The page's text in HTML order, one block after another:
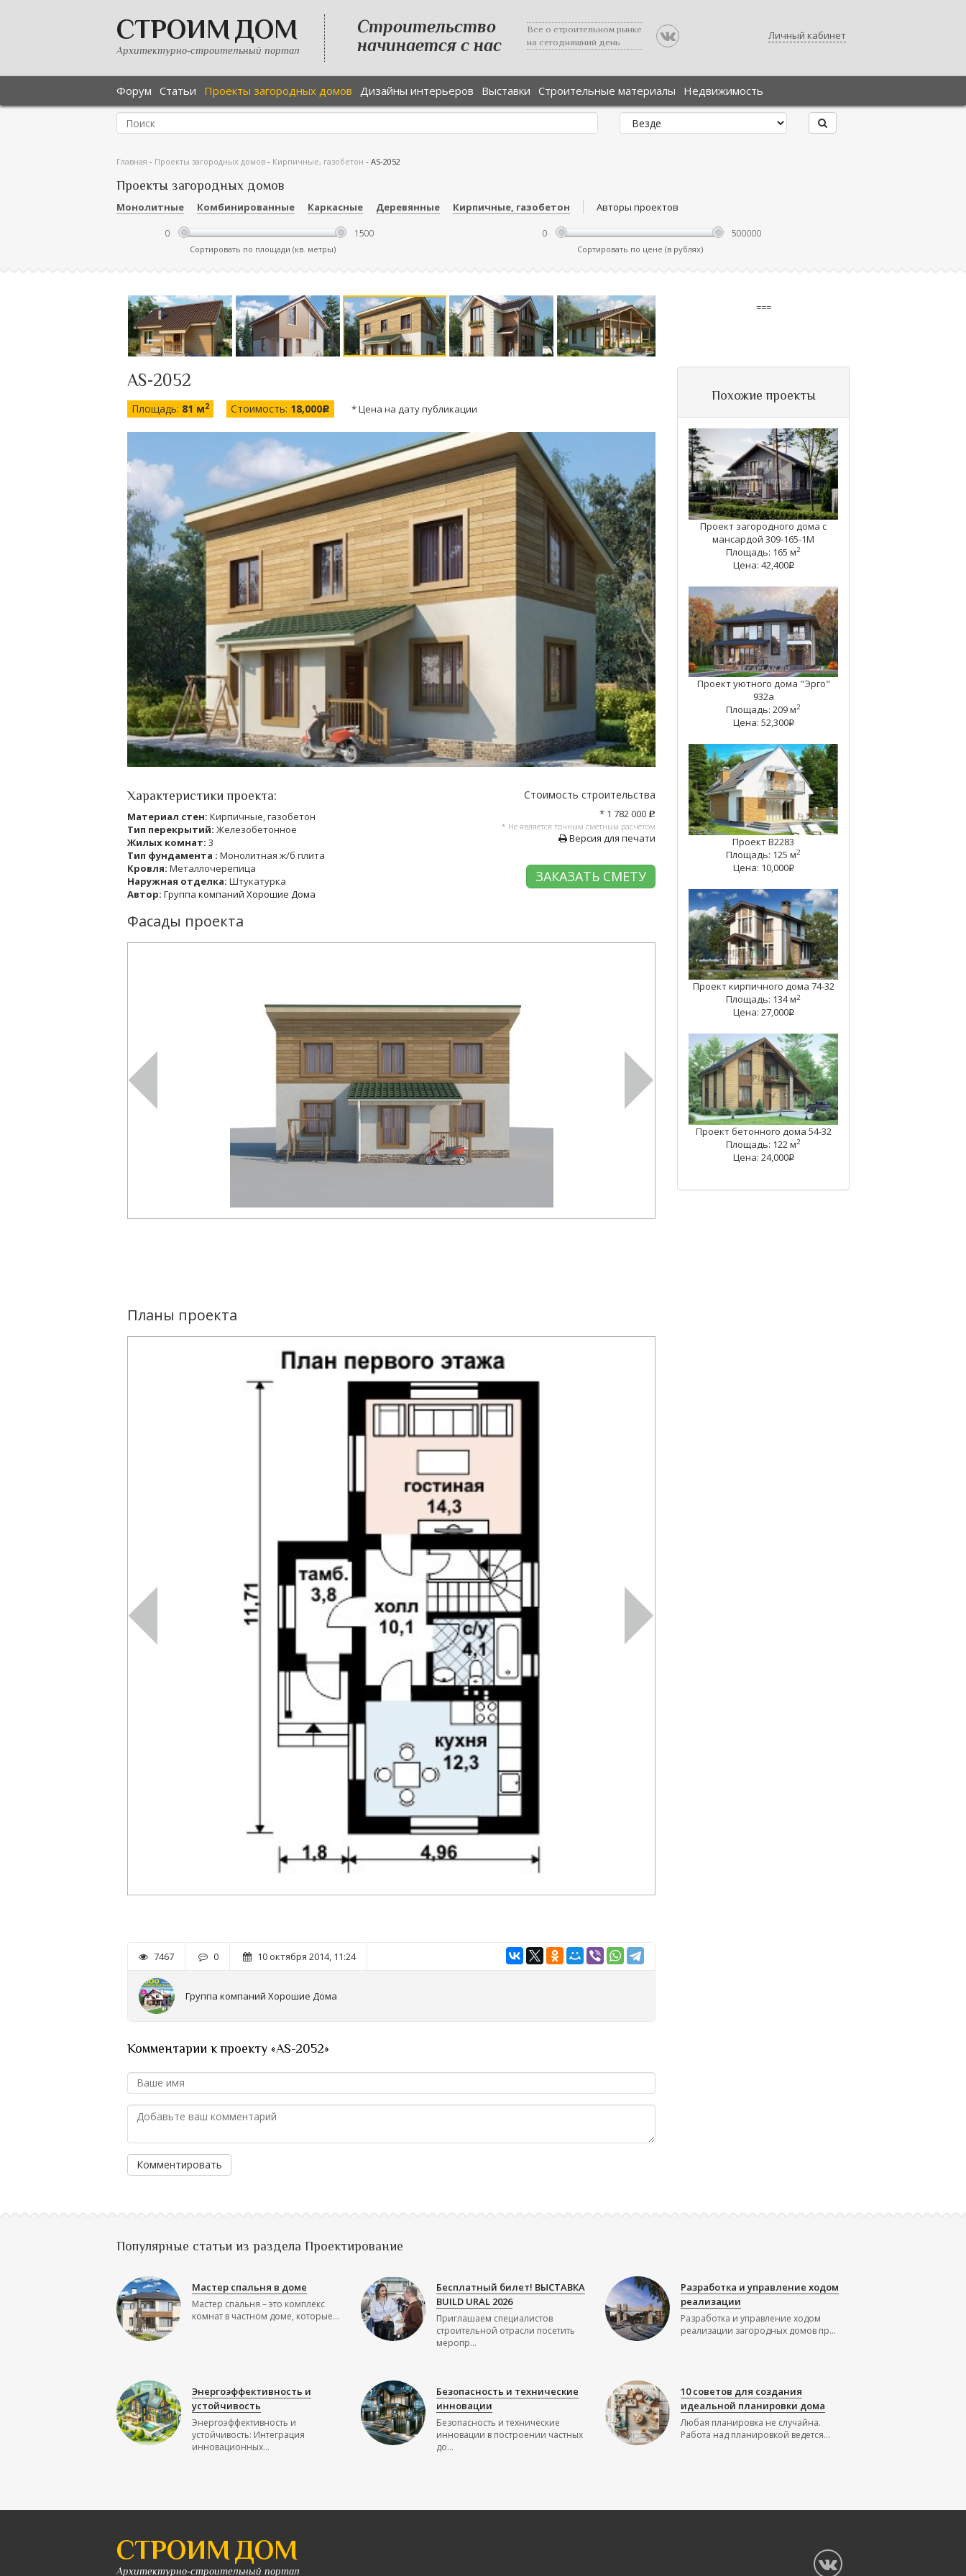
СТРОИМ ДОМ
Архитектурно-строительный портал
Строительство
начинается с нас
Все о строительном рынке
на сегодняшний день
Личный кабинет
Форум Статьи Проекты загородных домов Дизайны интерьеров Выставки Строительные материалы Недвижимость
Главная - Проекты загородных домов - Кирпичные, газобетон - AS-2052
Проекты загородных домов
Монолитные Комбинированные Каркасные Деревянные Кирпичные, газобетон Авторы проектов
Сортировать по площади (кв. метры) Сортировать по цене (в рублях)
AS-2052
Площадь: 81 м2 Стоимость: 18,000c * Цена на дату публикации
Характеристики проекта:
Материал стен: Кирпичные, газобетон
Тип перекрытий: Железобетонное
Жилых комнат: 3
Тип фундамента : Монолитная ж/б плита
Кровля: Металлочерепица
Наружная отделка: Штукатурка
Автор: Группа компаний Хорошие Дома
Стоимость строительства
* 1 782 000 c
* Не является точным сметным расчетом
Версия для печати
ЗАКАЗАТЬ СМЕТУ
Фасады проекта
Планы проекта
7467 0 10 октября 2014, 11:24
Группа компаний Хорошие Дома
Комментарии к проекту «AS-2052»
Комментировать
===
Похожие проекты
Проект загородного дома с
мансардой 309-165-1М
Площадь: 165 м2
Цена: 42,400q
Проект уютного дома "Эрго"
932а
Площадь: 209 м2
Цена: 52,300q
Проект B2283
Площадь: 125 м2
Цена: 10,000q
Проект кирпичного дома 74-32
Площадь: 134 м2
Цена: 27,000q
Проект бетонного дома 54-32
Площадь: 122 м2
Цена: 24,000q
Популярные статьи из раздела Проектирование
Мастер спальня в доме
Мастер спальня – это комплекс
комнат в частном доме, которые...
Бесплатный билет! ВЫСТАВКА
BUILD URAL 2026
Приглашаем специалистов
строительной отрасли посетить
меропр...
Разработка и управление ходом
реализации
Разработка и управление ходом
реализации загородных домов пр...
Энергоэффективность и
устойчивость
Энергоэффективность и
устойчивость: Интеграция
инновационных...
Безопасность и технические
инновации
Безопасность и технические
инновации в построении частных
до...
10 советов для создания
идеальной планировки дома
Любая планировка не случайна.
Работа над планировкой ведется...
СТРОИМ ДОМ
Архитектурно-строительный портал